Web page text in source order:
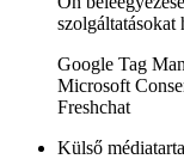
szolgáltatásokat
Google Tag
Microsoft
Freshchat
Külső